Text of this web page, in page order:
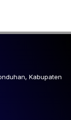
Kabupaten